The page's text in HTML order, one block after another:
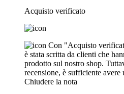
Acquisto verificato
Con "Acquisto
è stata scritta da clienti che
prodotto sul nostro shop.
recensione, è sufficiente
Chiudere la nota